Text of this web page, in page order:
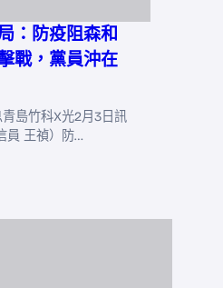
：防疫阻森和
戰，黨員沖在
青島竹科X光2月3日訊
員 王禎）防…